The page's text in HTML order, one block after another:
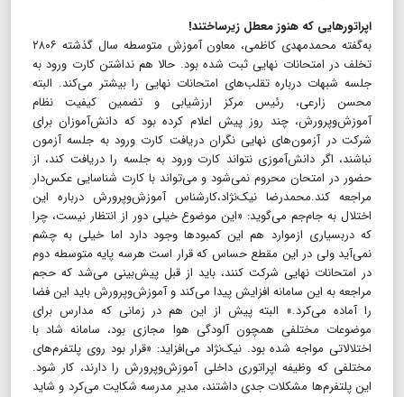
اپراتورهایی که هنوز معطل زیرساختند!
به‌گفته محمد‌مهدی کاظمی، معاون آموزش متوسطه سال گذشته ۲۸۰۶
تخلف در امتحانات نهایی ثبت شده بود. حالا هم نداشتن کارت ورود به
جلسه شبهات درباره تقلب‌های امتحانات نهایی را بیشتر می‌کند. البته
محسن زارعی، رئیس مرکز ارزشیابی و تضمین کیفیت نظام
آموزش‌و‌پرورش، چند روز پیش اعلام کرده بود که دانش‌آموزان برای
شرکت در آزمون‌های نهایی نگران دریافت کارت ورود به جلسه آزمون
نباشند، اگر دانش‌آموزی نتواند کارت ورود به جلسه را دریافت کند، از
حضور در امتحان محروم نمی‌شود و می‌تواند با کارت شناسایی عکس‌‌دار
مراجعه کند.محمدرضا نیک‌نژاد،کارشناس آموزش‌و‌پرورش درباره این
اختلال به جام‌جم می‌گوید: «این موضوع خیلی دور از انتظار نیست، چرا
که دربسیاری ازموارد هم این کمبودها وجود دارد اما خیلی به چشم
نمی‌آید ولی در این مقطع حساس که قرار است هرسه پایه متوسطه دوم
در امتحانات نهایی شرکت کنند، باید از قبل پیش‌بینی می‌شد که حجم
مراجعه به این سامانه افزایش پیدا می‌کند و آموزش‌و‌پرورش باید این فضا
را آماده می‌کرد.» البته پیش از این هم در زمانی که مدارس برای
موضوعات مختلفی همچون آلودگی هوا مجازی بود، سامانه شاد با
اختلالاتی مواجه شده بود. نیک‌نژاد می‌افزاید: «قرار بود روی پلتفرم‌های
مختلفی که وظیفه اپراتوری داخلی آموزش‌و‌پرورش را دارند، کار شود.
این پلتفرم‌ها مشکلات جدی داشتند، مدیر مدرسه شکایت می‌کرد و شاید